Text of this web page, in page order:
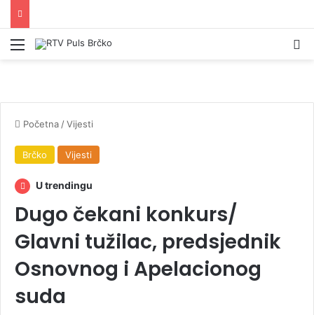
Izbornik
Početna /Vijesti
Brčko Vijesti
U trendingu
Dugo čekani konkurs/
Glavni tužilac, predsjednik
Osnovnog i Apelacionog
suda